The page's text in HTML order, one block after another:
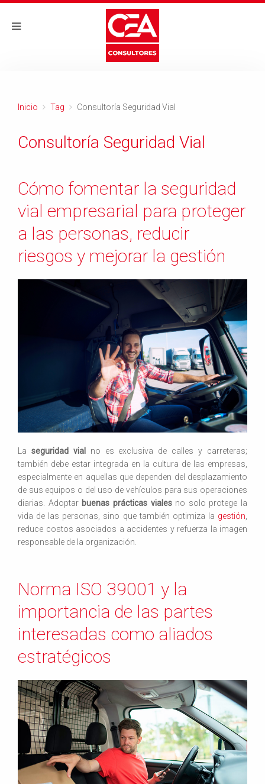
Inicio Tag Consultoría Seguridad Vial
Consultoría Seguridad Vial
Cómo fomentar la seguridad
vial empresarial para proteger
a las personas, reducir
riesgos y mejorar la gestión
La seguridad vial
no es exclusiva de calles y carreteras;
también debe estar integrada en la cultura de las empresas,
especialmente en aquellas que dependen del desplazamiento
de sus equipos o del uso de vehículos para sus operaciones
diarias. Adoptar buenas prácticas vialesno solo protege la
vida de las personas, sino que también optimiza la gestión
reduce costos asociados a accidentes y refuerza la imagen
responsable de la organización.
Norma ISO 39001 y la
importancia de las partes
interesadas como aliados
estratégicos